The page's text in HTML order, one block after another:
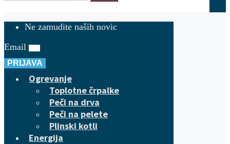
Ne zamudite naših novic
Email
PRIJAVA
Ogrevanje
Toplotne črpalke
Peči na drva
Peči na pelete
Plinski kotli
Energija